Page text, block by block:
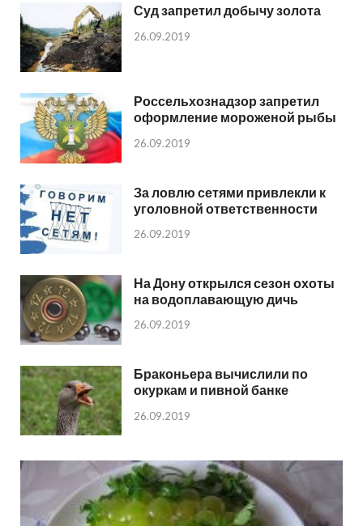
Суд запретил добычу золота
26.09.2019
Россельхознадзор запретил
оформление мороженой рыбы
26.09.2019
За ловлю сетями привлекли к
уголовной ответственности
26.09.2019
На Дону открылся сезон охоты
на водоплавающую дичь
26.09.2019
Браконьера вычислили по
окуркам и пивной банке
26.09.2019